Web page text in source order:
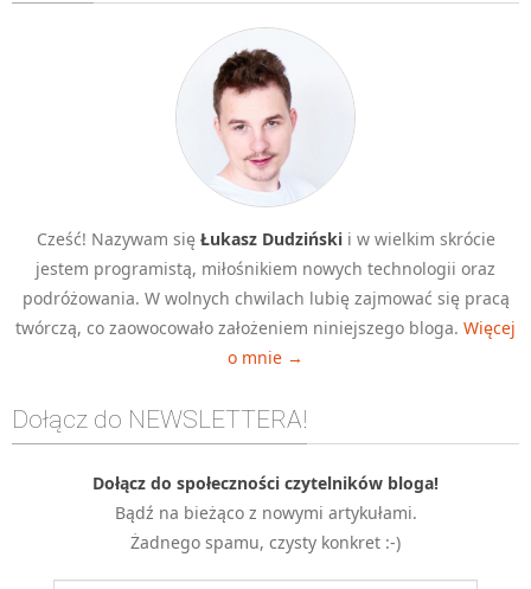
Algorytmy wyszukiwania
Inne
C++
Elementarz Java
Pascal
HTML 5
CSS 3
Django
PHP
WordPress
MOBILE
Cześć! Nazywam się Łukasz Dudzińskii w wielkim skrócie
jestem programistą, miłośnikiem nowych technologii oraz
podróżowania. W wolnych chwilach lubię zajmować się pracą
twórczą, co zaowocowało założeniem niniejszego bloga. Więcej
o mnie →
Dołącz do NEWSLETTERA!
Dołącz do społeczności czytelników bloga!
Bądź na bieżąco z nowymi artykułami.
Żadnego spamu, czysty konkret :-)